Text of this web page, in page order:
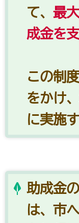
て、 最
成金を
この制
をかけ
に実施
助成金
は、市